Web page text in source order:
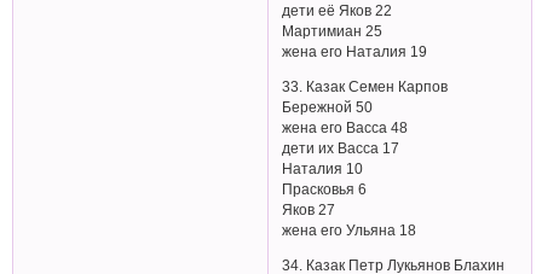
дети её Яков 22
Мартимиан 25
жена его Наталия 19
33. Казак Семен Карпов
Бережной 50
жена его Васса 48
дети их Васса 17
Наталия 10
Прасковья 6
Яков 27
жена его Ульяна 18
34. Казак Петр Лукьянов Блахин